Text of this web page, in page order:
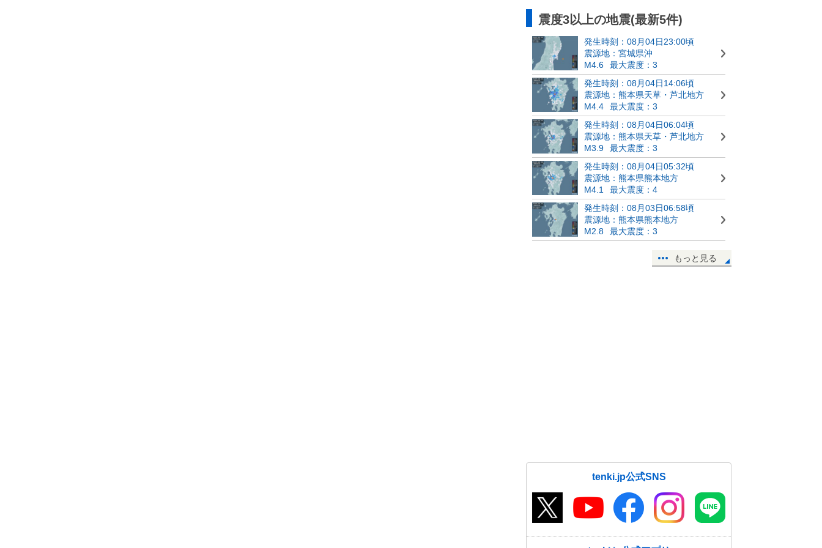
震度3以上の地震(最新5件)
発生時刻：08月04日23:00頃
震源地：宮城県沖
M4.6
最大震度：3
発生時刻：08月04日14:06頃
震源地：熊本県天草・芦北地方
M4.4
最大震度：3
発生時刻：08月04日06:04頃
震源地：熊本県天草・芦北地方
M3.9
最大震度：3
発生時刻：08月04日05:32頃
震源地：熊本県熊本地方
M4.1
最大震度：4
発生時刻：08月03日06:58頃
震源地：熊本県熊本地方
M2.8
最大震度：3
もっと見る
tenki.jp公式SNS